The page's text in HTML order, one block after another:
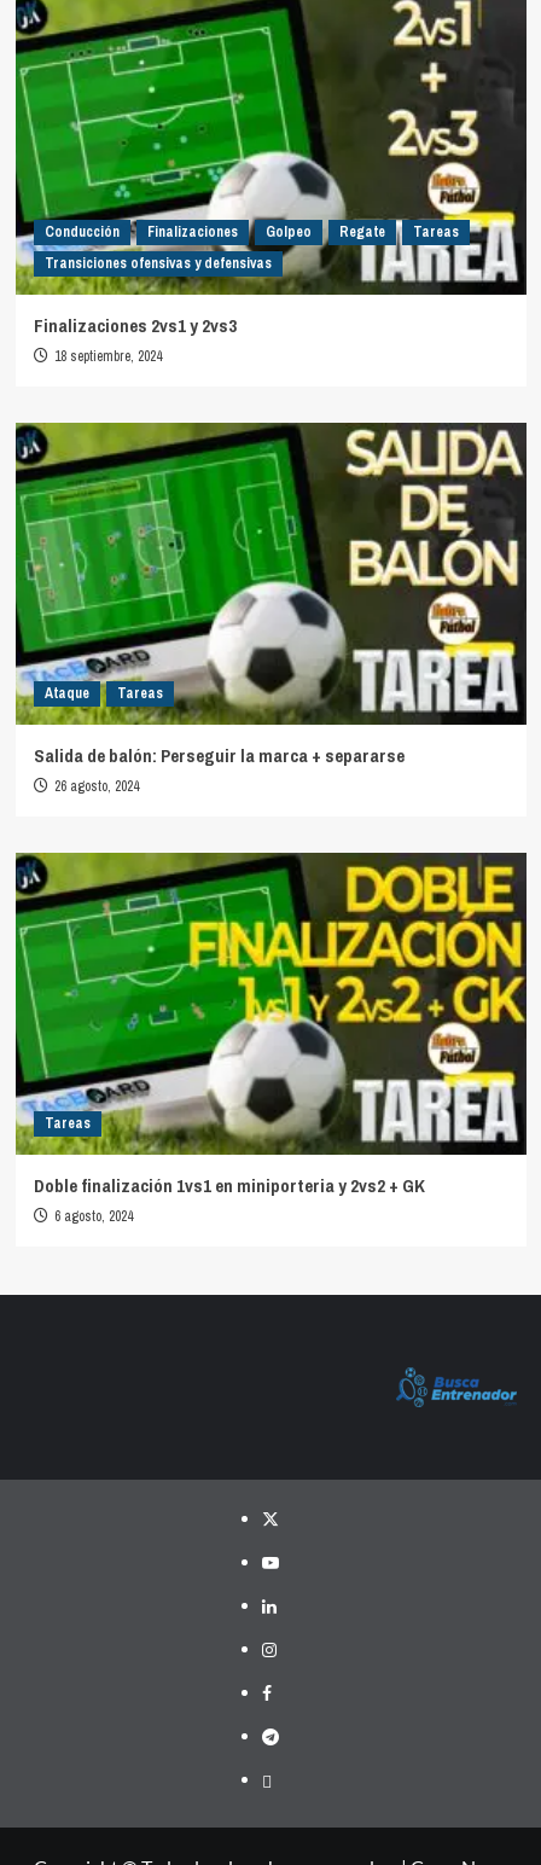
Conducción Finalizaciones Golpeo Regate
Tareas
Transiciones ofensivas y defensivas
Finalizaciones 2vs1 y 2vs3
18 septiembre, 2024
Ataque Tareas
Salida de balón: Perseguir la marca + separarse
26 agosto, 2024
Tareas
Doble finalización 1vs1 en miniporteria y 2vs2 + GK
6 agosto, 2024
Twitter
YouTube
LinkedIn
Instagram
Facebook
Telegram
PayPal